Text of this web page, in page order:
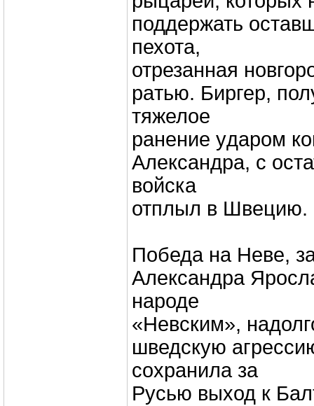
поддержать
пехота,
отрезанная
paтью. Биргер,
тяжелое
ранение yдaрoм
Александра, с
войска
отплыл в Швецию.
Победа на Неве,
Александра
народе
«Невским»,
шведскую
сохранила за
Русью выход к